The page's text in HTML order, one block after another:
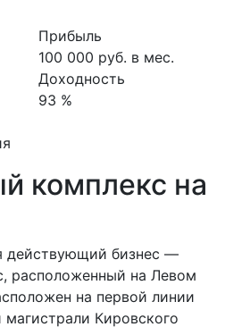
Прибыль
100 000 руб. в мес.
Доходность
93 %
комплекс на
действующий бизнес —
расположенный на Левом
на первой линии
Кировского